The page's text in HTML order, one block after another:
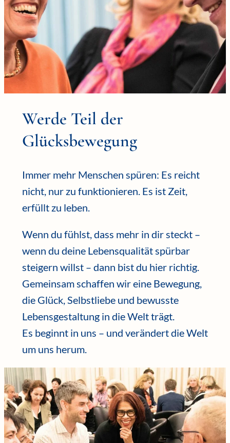
Werde Teil der
Glücksbewegung
Immer mehr Menschen spüren: Es reicht
nicht, nur zu funktionieren. Es ist Zeit,
erfüllt zu leben.
Wenn du fühlst, dass mehr in dir steckt –
wenn du deine Lebensqualität spürbar
steigern willst – dann bist du hier richtig.
Gemeinsam schaffen wir eine Bewegung,
die Glück, Selbstliebe und bewusste
Lebensgestaltung in die Welt trägt.
Es beginnt in uns – und verändert die Welt
um uns herum.